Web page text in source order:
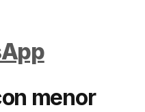
menor